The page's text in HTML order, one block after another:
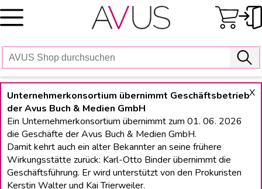
Skip
to
X
Unternehmerkonsortium übernimmt Geschäftsbetrieb
der Avus Buch & Medien GmbH
Ein Unternehmerkonsortium übernimmt zum 01. 06. 2026
die Geschäfte der Avus Buch & Medien GmbH.
Damit kehrt auch ein alter Bekannter an seine frühere
Wirkungsstätte zurück: Karl-Otto Binder übernimmt die
Geschäftsführung. Er wird unterstützt von den Prokuristen
Kerstin Walter und Kai Trierweiler.